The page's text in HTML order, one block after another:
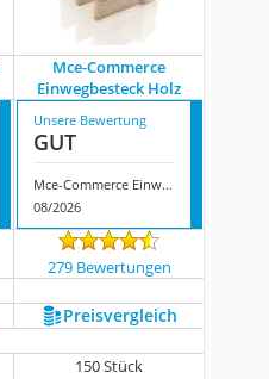
Mce-Commerce
Einwegbesteck Holz
Unsere Bewertung
GUT
Mce-Commerce Einwegbesteck Holz
08/2026
279 Bewertungen
Preis­vergleich
150 Stück